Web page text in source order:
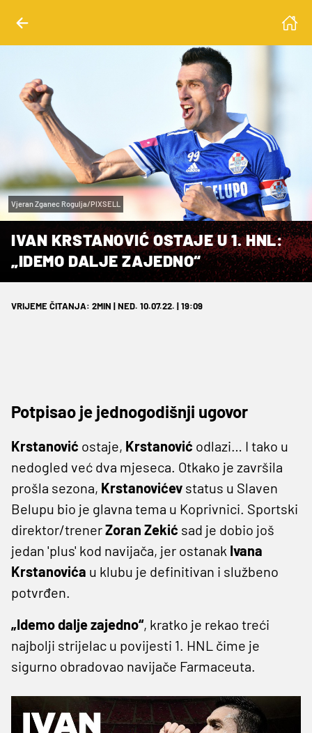
Vjeran Zganec Rogulja/PIXSELL
IVAN KRSTANOVIĆ OSTAJE U 1. HNL:
„IDEMO DALJE ZAJEDNO“
VRIJEME ČITANJA: 2MIN | NED. 10.07.22. | 19:09
Potpisao je jednogodišnji ugovor
Krstanović ostaje, Krstanović odlazi… I tako u
nedogled već dva mjeseca. Otkako je završila
prošla sezona, Krstanovićev status u Slaven
Belupu bio je glavna tema u Koprivnici. Sportski
direktor/trenerZoran Zekić sad je dobio još
jedan 'plus' kod navijača, jer ostanak Ivana
Krstanovića u klubu je definitivan i službeno
potvrđen.
„Idemo dalje zajedno“, kratko je rekao treći
najbolji strijelac u povijesti 1. HNL čime je
sigurno obradovao navijače Farmaceuta.